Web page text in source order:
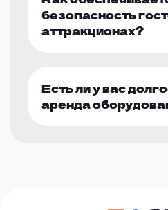
безопасность
аттракционах?
Есть ли у вас
аренда